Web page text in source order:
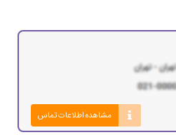
مشاهده اطلاعات تماس